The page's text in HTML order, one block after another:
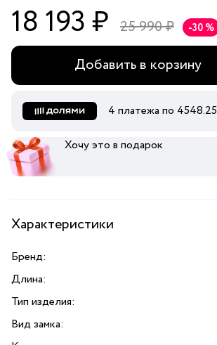
18 193 ₽ 25 990 ₽ -30 %
Добавить в корзину
4 платежа по 4548.25
Хочу это в подарок
Характеристики
Бренд:
Длина:
Тип изделия:
Вид замка: